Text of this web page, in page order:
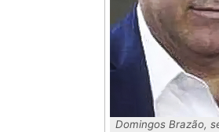
Domingos Brazão,